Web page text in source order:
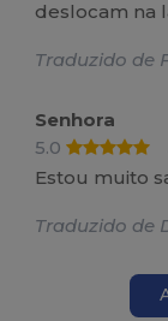
deslocam na
Traduzido de
Senhora
5.0
Estou muito
Traduzido de